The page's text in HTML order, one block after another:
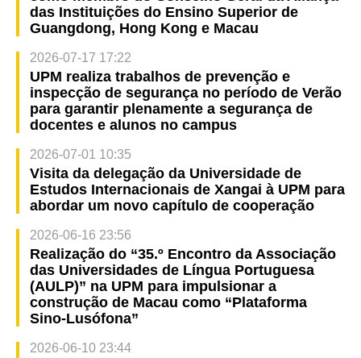
das Instituições do Ensino Superior de
Guangdong, Hong Kong e Macau
2026-07-17 17:22
UPM realiza trabalhos de prevenção e
inspecção de segurança no período de Verão
para garantir plenamente a segurança de
docentes e alunos no campus
2026-07-01 10:35
Visita da delegação da Universidade de
Estudos Internacionais de Xangai à UPM para
abordar um novo capítulo de cooperação
2026-06-16 23:56
Realização do “35.º Encontro da Associação
das Universidades de Língua Portuguesa
(AULP)” na UPM para impulsionar a
construção de Macau como “Plataforma
Sino-Lusófona”
2026-06-10 23:44